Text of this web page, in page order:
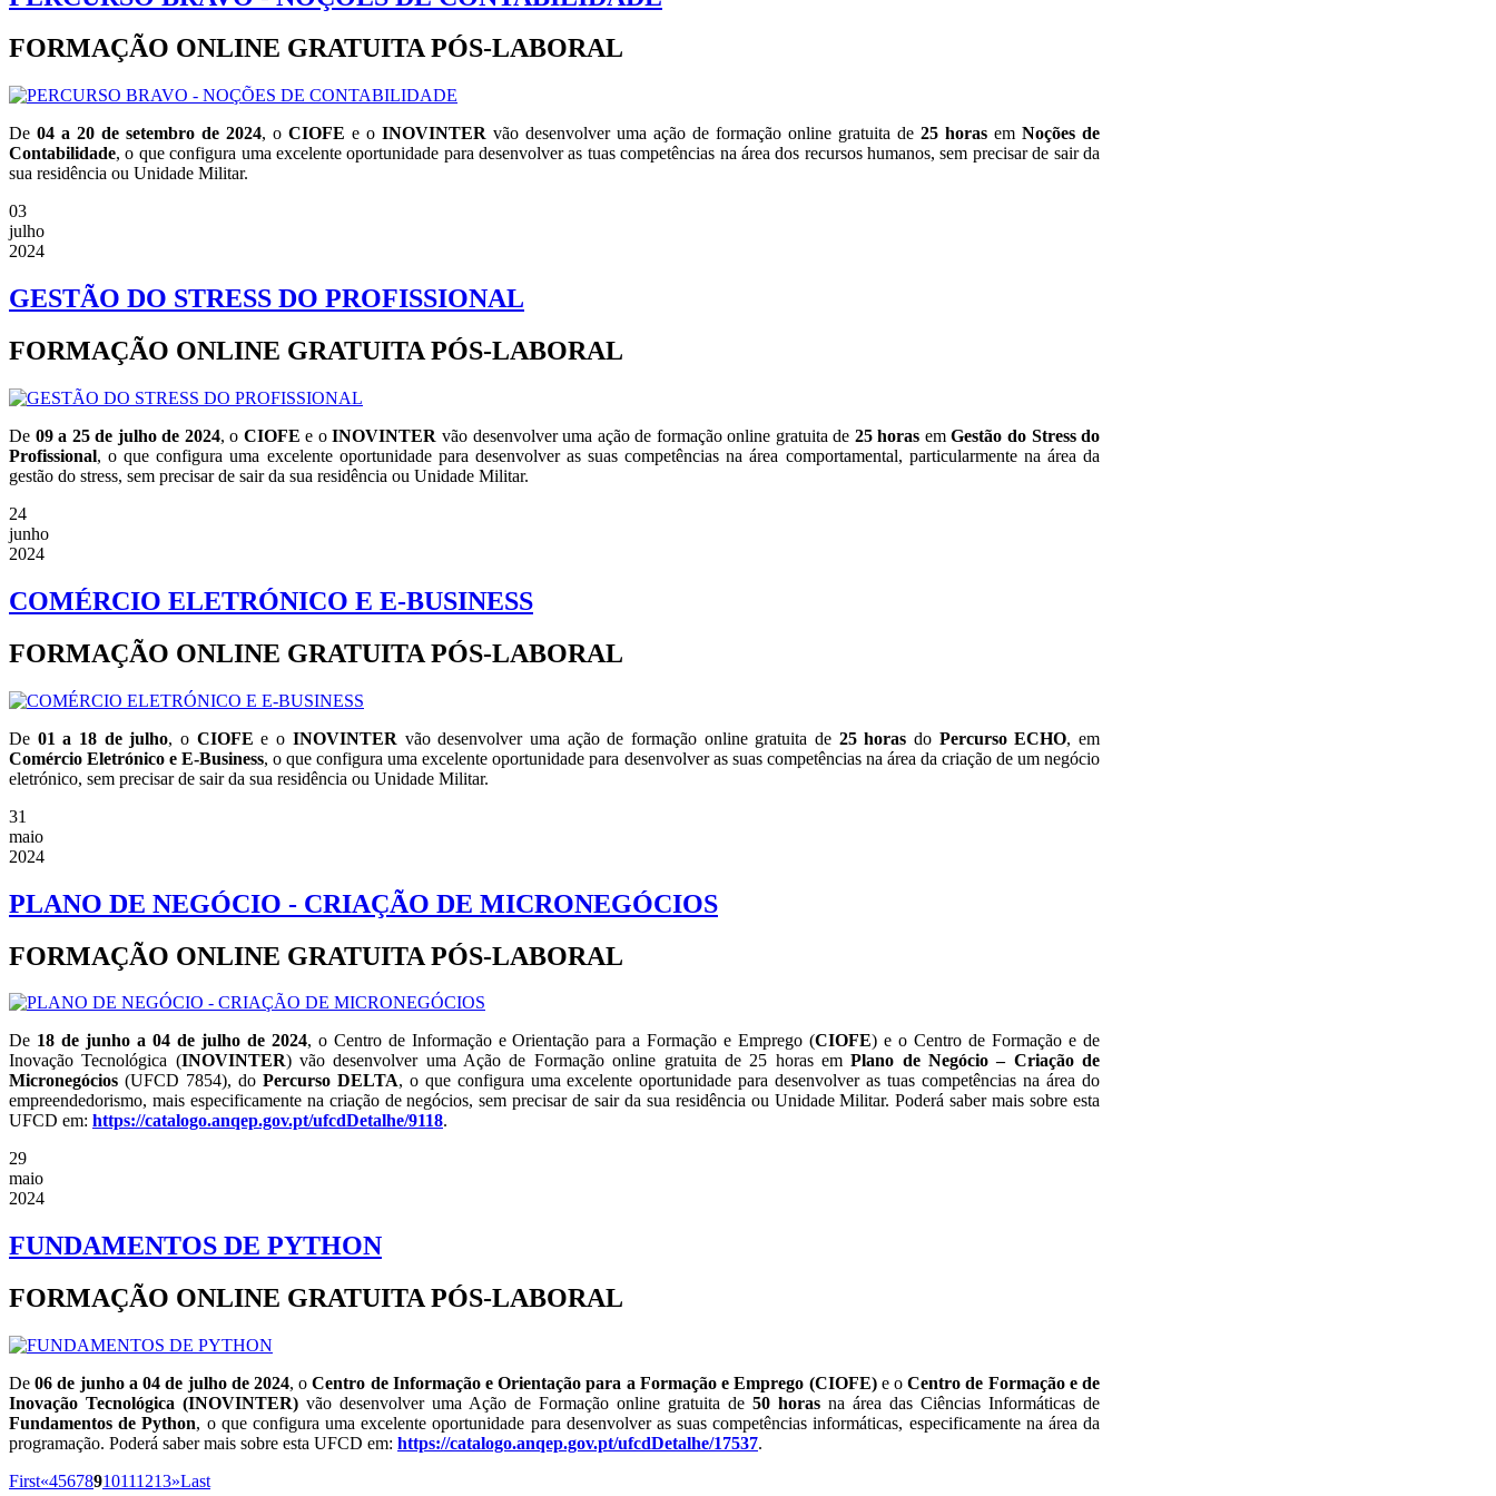
FORMAÇÃO ONLINE GRATUITA PÓS-LABORAL
De 04 a 20 de setembro de 2024, o CIOFE e o INOVINTER vão desenvolver uma ação de formação online gratuita de 25 horas em Noções de
Contabilidade, o que configura uma excelente oportunidade para desenvolver as tuas competências na área dos recursos humanos, sem precisar de sair da
sua residência ou Unidade Militar.
03
julho
2024
GESTÃO DO STRESS DO PROFISSIONAL
FORMAÇÃO ONLINE GRATUITA PÓS-LABORAL
De 09 a 25 de julho de 2024, o CIOFE e oINOVINTER vão desenvolver uma ação de formação online gratuita de 25 horas emGestão do Stress do
Profissional, o que configura uma excelente oportunidade para desenvolver as suas competências na área comportamental, particularmente na área da
gestão do stress, sem precisar de sair da sua residência ou Unidade Militar.
24
junho
2024
COMÉRCIO ELETRÓNICO E E-BUSINESS
FORMAÇÃO ONLINE GRATUITA PÓS-LABORAL
De 01 a 18 de julho, o CIOFE e o INOVINTER vão desenvolver uma ação de formação online gratuita de 25 horas do Percurso ECHO, em
Comércio Eletrónico e E-Business, o que configura uma excelente oportunidade para desenvolver as suas competências na área da criação de um negócio
eletrónico, sem precisar de sair da sua residência ou Unidade Militar.
31
maio
2024
PLANO DE NEGÓCIO - CRIAÇÃO DE MICRONEGÓCIOS
FORMAÇÃO ONLINE GRATUITA PÓS-LABORAL
De 18 de junho a 04 de julho de 2024, o Centro de Informação e Orientação para a Formação e Emprego (CIOFE) e o Centro de Formação e de
Inovação Tecnológica (INOVINTER) vão desenvolver uma Ação de Formação online gratuita de 25 horas emPlano de Negócio – Criação de
Micronegócios (UFCD 7854), do Percurso DELTA, o que configura uma excelente oportunidade para desenvolver as tuas competências na área do
empreendedorismo, mais especificamente na criação de negócios, sem precisar de sair da sua residência ou Unidade Militar. Poderá saber mais sobre esta
UFCD em: https://catalogo.anqep.gov.pt/ufcdDetalhe/9118.
29
maio
2024
FUNDAMENTOS DE PYTHON
FORMAÇÃO ONLINE GRATUITA PÓS-LABORAL
De06 de junho a 04 de julho de 2024, oCentro de Informação e Orientação para a Formação e Emprego (CIOFE)e oCentro de Formação e de
Inovação Tecnológica (INOVINTER) vão desenvolver uma Ação de Formação online gratuita de 50 horas na área das Ciências Informáticas de
Fundamentos de Python, o que configura uma excelente oportunidade para desenvolver as suas competências informáticas, especificamente na área da
programação. Poderá saber mais sobre esta UFCD em: https://catalogo.anqep.gov.pt/ufcdDetalhe/17537.
First«45678910111213»Last